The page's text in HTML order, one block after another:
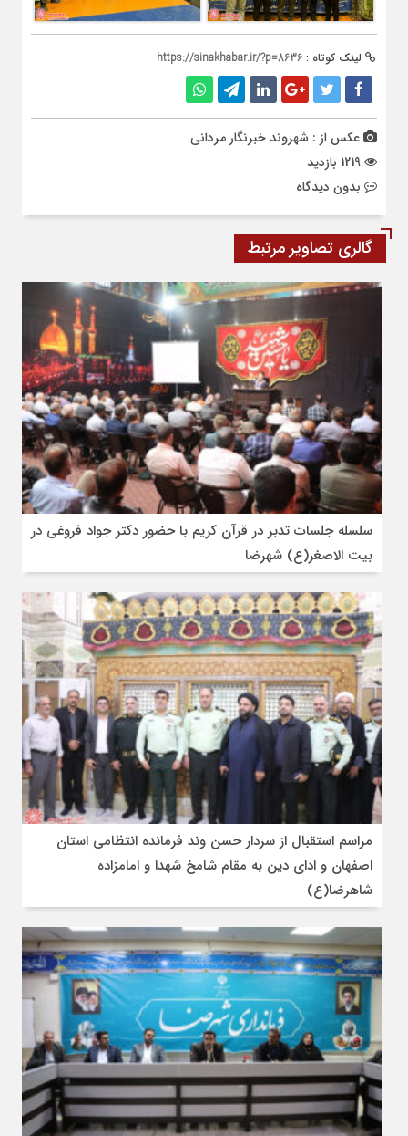
لینک کوتاه : https://sinakhabar.ir/?p=8636
عکس از : شهروند خبرنگار مردانی
بدون دیدگاه
گالری تصاویر مرتبط
سلسله جلسات تدبر در قرآن کریم با حضور دکتر جواد فروغی در
بیت الاصغر(ع) شهرضا
مراسم استقبال از سردار حسن وند فرمانده انتظامی استان
اصفهان و ادای دین به مقام شامخ شهدا و امامزاده
شاهرضا(ع)